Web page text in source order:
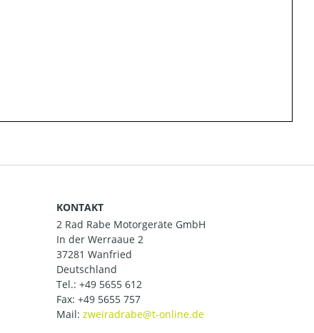
KONTAKT
2 Rad Rabe Motorgeräte GmbH
In der Werraaue 2
37281 Wanfried
Deutschland
Tel.: +49 5655 612
Fax: +49 5655 757
Mail: